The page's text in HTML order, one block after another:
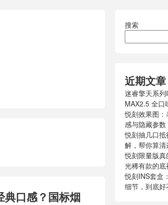
典口感？国标烟
搜索
近期文章
迷睿擎天系
MAX2.5 全口
悦刻效果图
感与隐藏参数
悦刻抽几口
解，帮你算清
悦刻限量版
光稀有款的底
悦刻INS套盒
细节，到底好